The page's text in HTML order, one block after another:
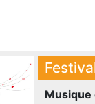
Musique